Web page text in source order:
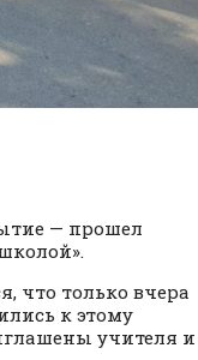
— прошел
что только вчера
к этому
учителя и